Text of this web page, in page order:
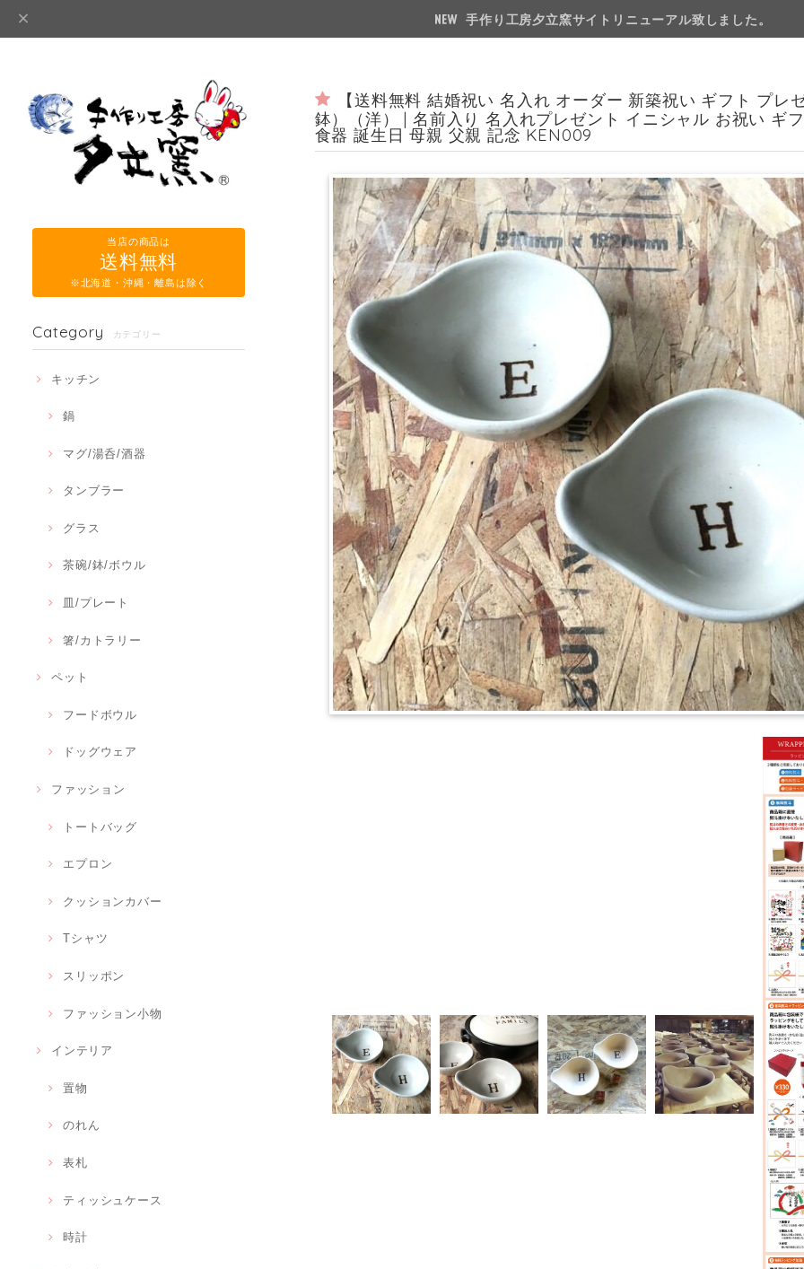
手作り工房夕立窯サイトリニューアル致しました。
当店の商品は
送料無料
※北海道・沖縄・離島は除く
Category カテゴリー
キッチン
鍋
マグ/湯呑/酒器
タンブラー
グラス
茶碗/鉢/ボウル
皿/プレート
箸/カトラリー
ペット
フードボウル
ドッグウェア
ファッション
トートバッグ
エプロン
クッションカバー
Tシャツ
スリッポン
ファッション小物
インテリア
置物
のれん
表札
ティッシュケース
時計
【送料無料 結婚祝い 名入れ オーダー 新築祝い ギフト プ
鉢）（洋） | 名前入り 名入れプレゼント イニシャル お祝い ギ
食器 誕生日 母親 父親 記念 KEN009